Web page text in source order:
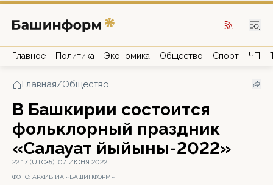
Главное Политика Экономика Общество Спорт ЧП
Главная/Общество
В Башкирии состоится
фольклорный праздник
«Салауат йыйыны-2022»
22:17 (UTC+5), 07 ИЮНЯ 2022
ФОТО: АРХИВ ИА «БАШИНФОРМ»